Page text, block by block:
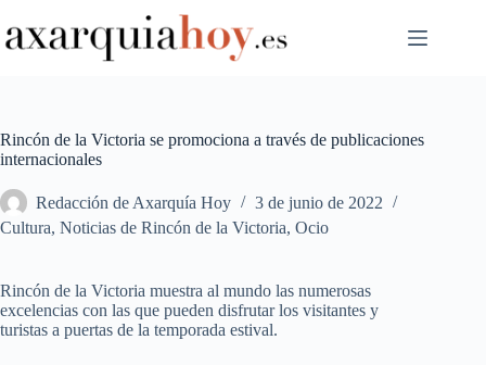
al
contenido
Rincón de la Victoria se promociona a través de publicaciones
internacionales
Redacción de Axarquía Hoy
3 de junio de 2022
Cultura, Noticias de Rincón de la Victoria, Ocio
Rincón de la Victoria muestra al mundo las numerosas
excelencias con las que pueden disfrutar los visitantes y
turistas a puertas de la temporada estival.